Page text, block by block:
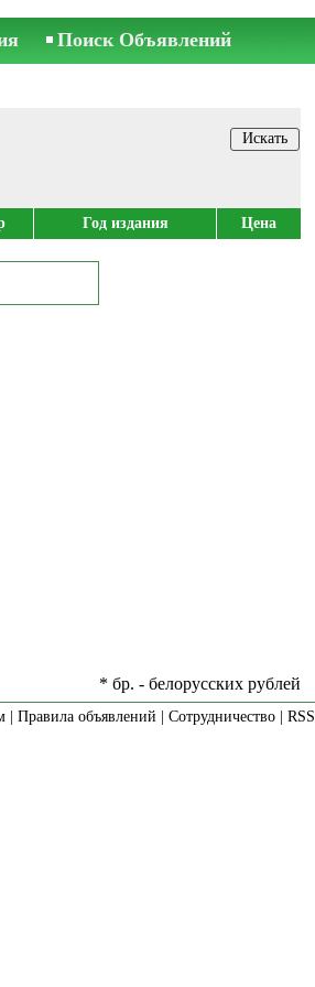
Поиск Объявлений
Год издания Цена
* бр. - белорусских рублей
Правила объявлений Сотрудничество RSS